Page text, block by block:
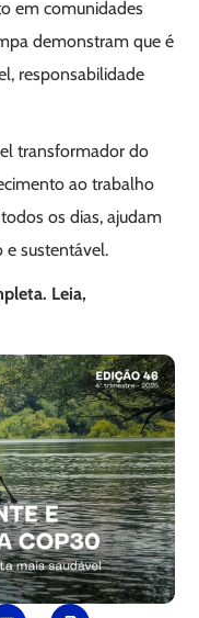
em comunidades
demonstram que é
responsabilidade
transformador do
ao trabalho
os dias, ajudam
e sustentável.
Leia,